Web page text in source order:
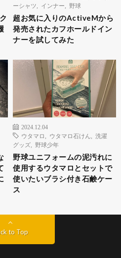
ーシャツ
インナー 野球
超お気に入りのActiveMから
発売されたカフホールドイン
ナーを試してみた
2024.12.04
ウタマロ
ウタマロ石けん
洗濯
グッズ
野球少年
野球ユニフォームの泥汚れに
使用するウタマロとセットで
使いたいブラシ付き石鹸ケー
ス
to Top